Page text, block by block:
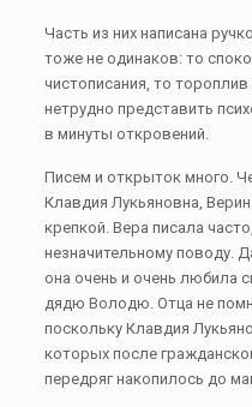
Часть из них написана
тоже не одинаков: то
чистописания, то
нетрудно представить
в минуты откровений.
Писем и открыток много.
Клавдия Лукьяновна,
крепкой. Вера писала
незначительному поводу.
она очень и очень любила
дядю Володю. Отца не
поскольку Клавдия
которых после
передряг накопилось до